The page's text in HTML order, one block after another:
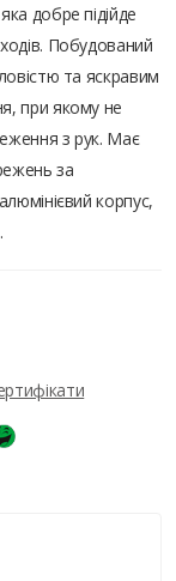
добре підійде
Побудований
та яскравим
при якому не
з рук. Має
за
корпус,